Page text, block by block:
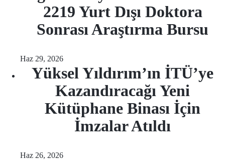
2219 Yurt Dışı Doktora
Sonrası Araştırma Bursu
Haz 29, 2026
Yüksel Yıldırım’ın İTÜ’ye
Kazandıracağı Yeni
Kütüphane Binası İçin
İmzalar Atıldı
Haz 26, 2026